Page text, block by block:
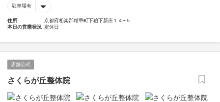
駐車場有
住所
京都府相楽郡精華町下狛下新庄１４−５
本日の営業状況 定休日
店舗公式
さくらが丘整体院